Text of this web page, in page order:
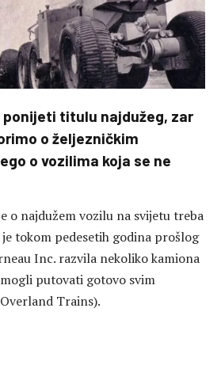
ponijeti titulu najdužeg, zar
o željezničkim
o vozilima koja se ne
o najdužem vozilu na svijetu treba
tokom pedesetih godina prošlog
Inc. razvila nekoliko kamiona
putovati gotovo svim
Trains).